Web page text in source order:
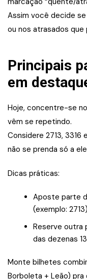
Assim você decide
ou nos atrasados que
Principais
em
Hoje, concentre-se
vêm se repetindo.
Considere 2713,
não se prenda só a
Dicas práticas:
Aposte parte
(exemplo:
Reserve outra
das dezenas
Monte bilhetes
Borboleta + Leão)